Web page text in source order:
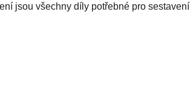
jsou všechny díly potřebné pro sestavení